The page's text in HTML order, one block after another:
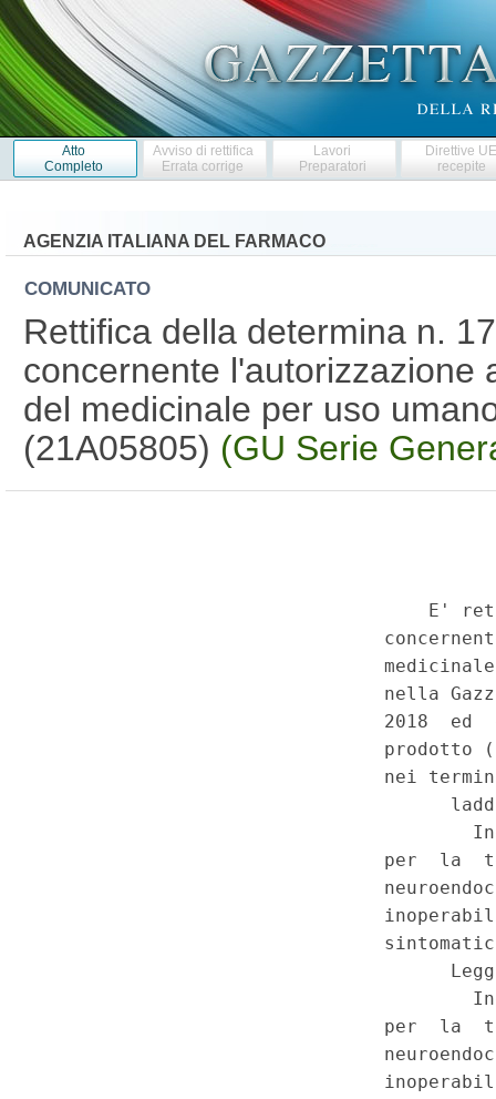
Atto
Completo
Avviso di rettifica
Errata corrige
Lavori
Preparatori
Direttive
recepite
AGENZIA ITALIANA DEL FARMACO
COMUNICATO
Rettifica della determina n.
concernente l'autorizzazione
del medicinale per uso
(21A05805) (GU Serie